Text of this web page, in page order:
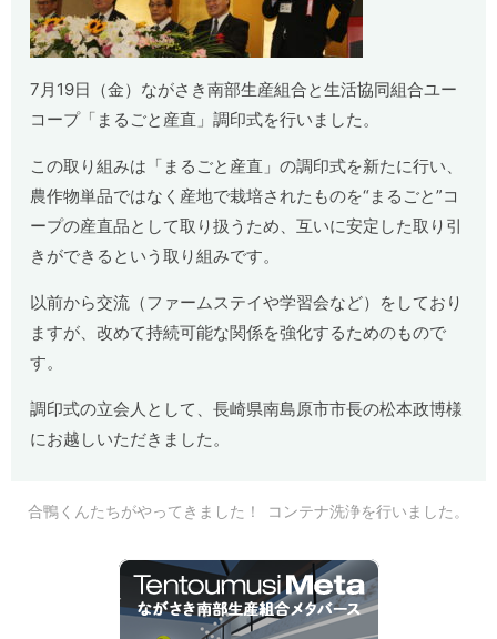
7月19日（金）ながさき南部生産組合と生活協同組合ユー
コープ「まるごと産直」調印式を行いました。
この取り組みは「まるごと産直」の調印式を新たに行い、
農作物単品ではなく産地で栽培されたものを“まるごと”コ
ープの産直品として取り扱うため、互いに安定した取り引
きができるという取り組みです。
以前から交流（ファームステイや学習会など）をしており
ますが、改めて持続可能な関係を強化するためのもので
す。
調印式の立会人として、長崎県南島原市市長の松本政博様
にお越しいただきました。
合鴨くんたちがやってきました！ コンテナ洗浄を行いました。